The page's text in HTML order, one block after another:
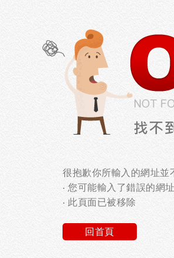
很抱歉你所輸入的網址並
‧ 您可能輸入了錯誤的網
‧ 此頁面已被移除
回首頁